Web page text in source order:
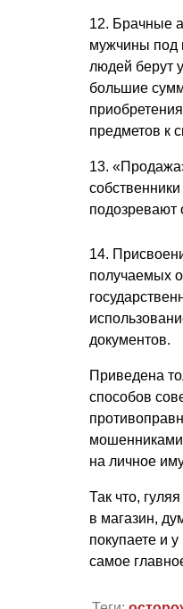
12. Брачные
мужчины под
людей берут
большие
предметов к
13.
подозревают
14.
получаемых
документов.
Приведена
способов
на личное
Так что,
в магазин,
покупаете и
самое